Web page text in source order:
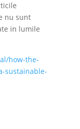
nu sunt
in lumile
how-the-
sustainable-